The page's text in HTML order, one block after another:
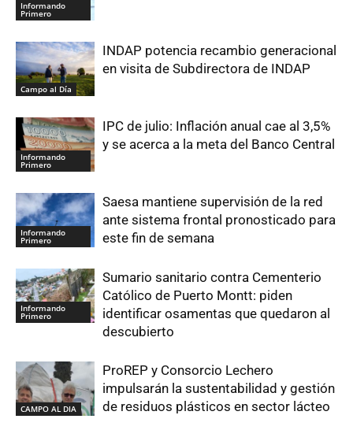
Informando
Primero
Campo al Día
INDAP potencia recambio generacional
en visita de Subdirectora de INDAP
Informando
Primero
IPC de julio: Inflación anual cae al 3,5%
y se acerca a la meta del Banco Central
Informando
Primero
Saesa mantiene supervisión de la red
ante sistema frontal pronosticado para
este fin de semana
Informando
Primero
Sumario sanitario contra Cementerio
Católico de Puerto Montt: piden
identificar osamentas que quedaron al
descubierto
CAMPO AL DIA
ProREP y Consorcio Lechero
impulsarán la sustentabilidad y gestión
de residuos plásticos en sector lácteo